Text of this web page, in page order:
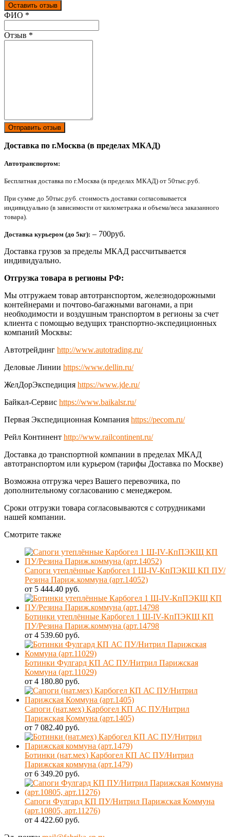
Оставить отзыв
Ваш отзыв был отправлен!
ФИО *
Отзыв *
Отправить отзыв
Доставка по г.Москва (в пределах МКАД)
Автотранспортом:
Бесплатная доставка по г.Москва (в пределах МКАД) от 50тыс.руб.
При сумме до 50тыс.руб. стоимость доставки согласовывается
индивидуально (в зависимости от километража и объема/веса заказанного
товара).
Доставка курьером (до 5кг): – 700руб.
Доставка грузов за пределы МКАД рассчитывается
индивидуально.
Отгрузка товара в регионы РФ:
Мы отгружаем товар автотранспортом, железнодорожными
контейнерами и почтово-багажными вагонами, а при
необходимости и воздушным транспортом в регионы за счет
клиента с помощью ведущих транспортно-экспедиционных
компаний Москвы:
Автотрейдинг http://www.autotrading.ru/
Деловые Линии https://www.dellin.ru/
ЖелДорЭкспедиция https://www.jde.ru/
Байкал-Сервис https://www.baikalsr.ru/
Первая Экспедиционная Компания https://pecom.ru/
Рейл Континент http://www.railcontinent.ru/
Доставка до транспортной компании в пределах МКАД
автотранспортом или курьером (тарифы Доставка по Москве)
Возможна отгрузка через Вашего перевозчика, по
дополнительному согласованию с менеджером.
Сроки отгрузки товара согласовываются с сотрудниками
нашей компании.
Смотрите также
Сапоги утеплённые Карбогел 1 Ш-IV-КпПЭКЩ КП ПУ/
Резина Париж.коммуна (арт.14052)
от 5 444.40 руб.
Ботинки утеплённые Карбогел 1 Ш-IV-КпПЭКЩ КП
ПУ/Резина Париж.коммуна (арт.14798
от 4 539.60 руб.
Ботинки Фулгард КП АС ПУ/Нитрил Парижская
Коммуна (арт.11029)
от 4 180.80 руб.
Сапоги (нат.мех) Карбогел КП АС ПУ/Нитрил
Парижская Коммуна (арт.1405)
от 7 082.40 руб.
Ботинки (нат.мех) Карбогел КП АС ПУ/Нитрил
Парижская коммуна (арт.1479)
от 6 349.20 руб.
Сапоги Фулгард КП ПУ/Нитрил Парижская Коммуна
(арт.10805, арт.11276)
от 4 422.60 руб.